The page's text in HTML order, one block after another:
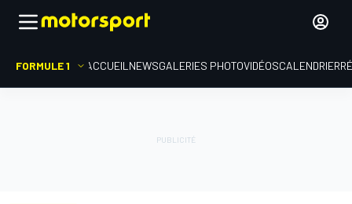
FORMULE 1 ACCUEIL NEWSGALERIES PHOTOVIDÉOSCALENDRIER